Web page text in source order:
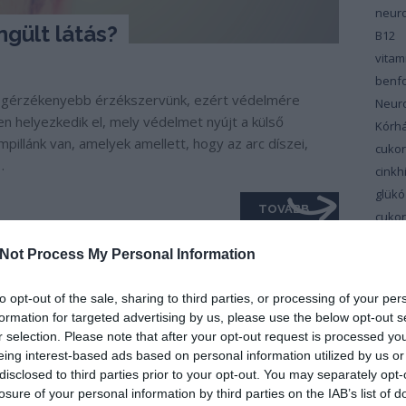
Process My Personal Information
opt-out of the sale, sharing to third parties, or processing of your
for targeted advertising by us, please use the below opt-out
selection. Please note that after your opt-out request is processed
interest-based ads based on personal information utilized by us
to third parties prior to your opt-out. You may separately
of your personal information by third parties on the IAB’s list of
látás?
érzékszervünk, ezért védelmére
helyezkedik el, mely védelmet nyújt a külső
van, amelyek amellett, hogy az arc díszei,
TOVÁBB
B12
diéta